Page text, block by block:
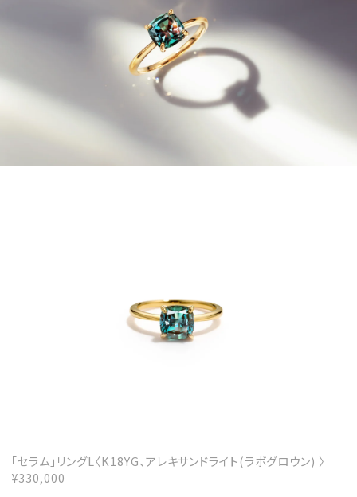
「セラム」リングL〈K18YG、アレキサンドライト(ラボグロウン) 〉
¥330,000